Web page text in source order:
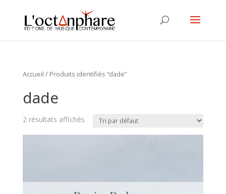
Accueil / Produits identifiés “dade”
dade
2 résultats affichés